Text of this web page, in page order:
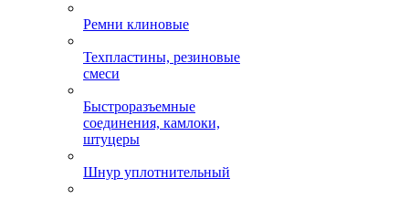
Ремни клиновые
Техпластины, резиновые
смеси
Быстроразъемные
соединения, камлоки,
штуцеры
Шнур уплотнительный